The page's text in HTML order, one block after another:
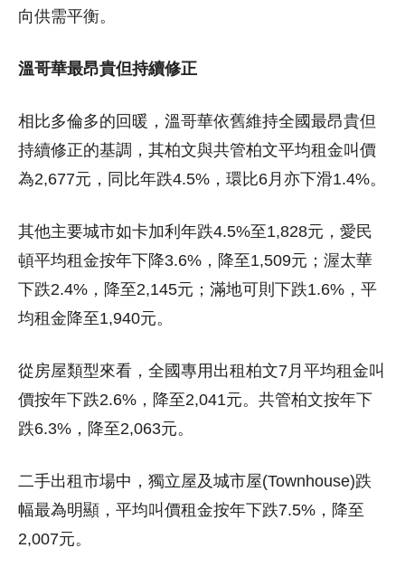
向供需平衡。
溫哥華最昂貴但持續修正
相比多倫多的回暖，溫哥華依舊維持全國最昂貴但
持續修正的基調，其柏文與共管柏文平均租金叫價
為2,677元，同比年跌4.5%，環比6月亦下滑1.4%。
其他主要城市如卡加利年跌4.5%至1,828元，愛民
頓平均租金按年下降3.6%，降至1,509元；渥太華
下跌2.4%，降至2,145元；滿地可則下跌1.6%，平
均租金降至1,940元。
從房屋類型來看，全國專用出租柏文7月平均租金叫
價按年下跌2.6%，降至2,041元。共管柏文按年下
跌6.3%，降至2,063元。
二手出租市場中，獨立屋及城市屋(Townhouse)跌
幅最為明顯，平均叫價租金按年下跌7.5%，降至
2,007元。